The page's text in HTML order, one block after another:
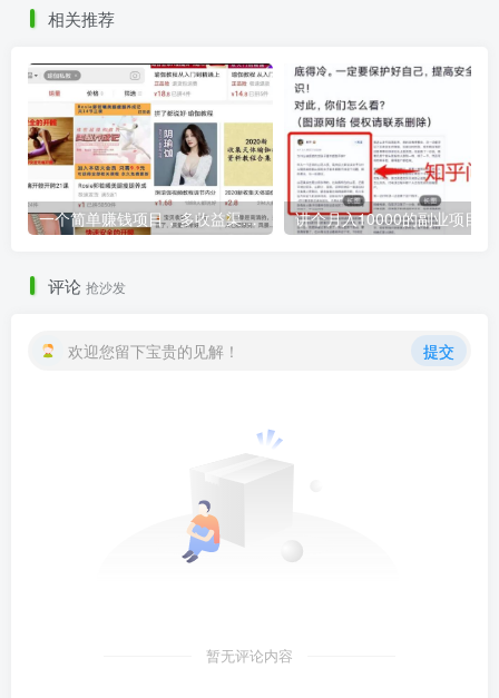
相关推荐
一个简单赚钱项目，多收益渠道的小众副业
评论 抢沙发
欢迎您留下宝贵的见解！ 提交
暂无评论内容